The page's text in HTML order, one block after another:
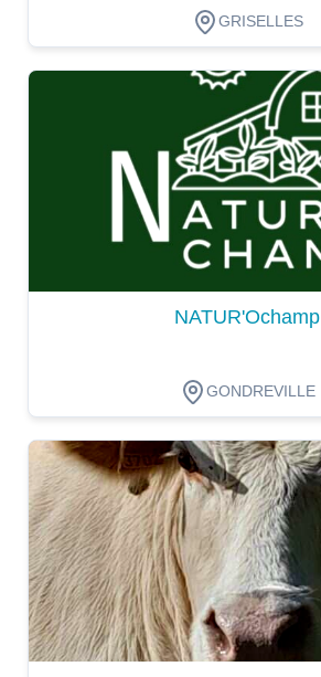
GRISELLES
NATUR'Ochamp
GONDREVILLE
Dégustation